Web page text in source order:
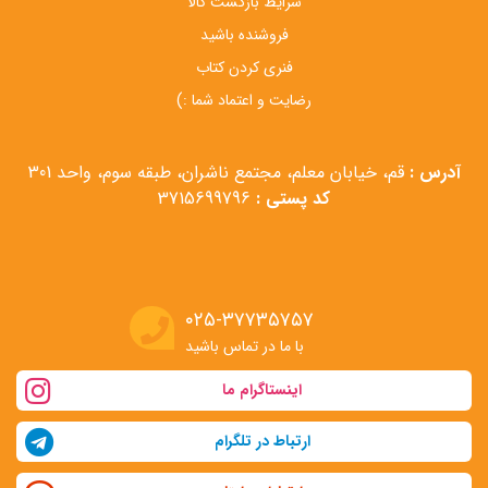
فروشنده باشید
فنری کردن کتاب
رضایت و اعتماد شما :)
آدرس : قم، خیابان معلم، مجتمع ناشران، طبقه سوم، واحد 301
کد پستی :
۰۲۵-۳۷۷۳۵۷۵۷
با ما در تماس باشید
اینستاگرام ما
ارتباط در تلگرام